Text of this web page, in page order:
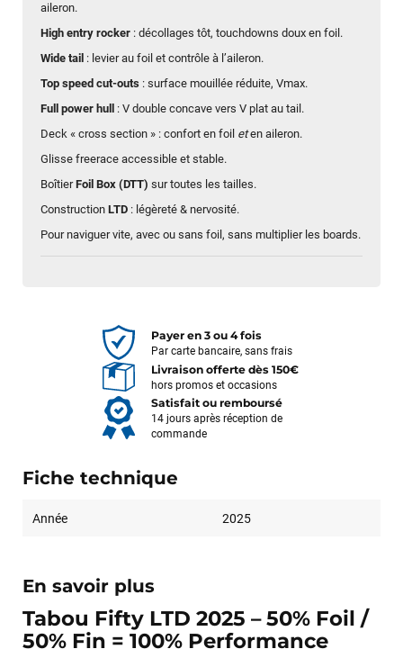
aileron.
High entry rocker : décollages tôt, touchdowns doux en foil.
Wide tail : levier au foil et contrôle à l’aileron.
Top speed cut-outs : surface mouillée réduite, Vmax.
Full power hull
: V double concave vers V plat au tail.
Deck « cross section » : confort en foil eten aileron.
Glisse freerace accessible et stable.
BoîtierFoil Box (DTT) sur toutes les tailles.
Construction LTD : légèreté & nervosité.
Pour naviguer vite, avec ou sans foil, sans multiplier les boards.
Payer en 3 ou 4 fois
Par carte bancaire, sans frais
Livraison offerte dès 150€
hors promos et occasions
Satisfait ou remboursé
14 jours après réception de
commande
Fiche technique
Année 2025
En savoir plus
Tabou Fifty LTD 2025 – 50% Foil /
50% Fin = 100% Performance